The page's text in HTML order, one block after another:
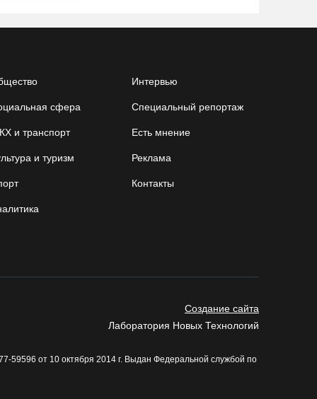
Вологодские «пчелки» усилились еще одним
игроком из российской Премьер-лиги
Поражение от «Фанкома» отбросило ФК
«Череповец» на предпоследнее место
Общественные наблюдатели Вологодчины
сфера
и транспорт
и туризм
Интервью
Специальный репортаж
Есть мнение
Реклама
Контакты
Создание сайта
Лаборатория Новых Технологий
59596 от 10 октября 2014 г. Выдан Федеральной службой по